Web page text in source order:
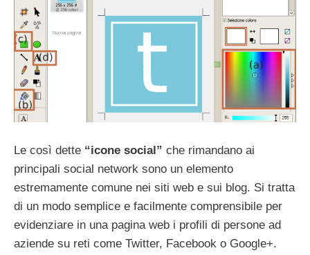
Le così dette “icone social” che rimandano ai
principali social network sono un elemento
estremamente comune nei siti web e sui blog. Si tratta
di un modo semplice e facilmente comprensibile per
evidenziare in una pagina web i profili di persone ad
aziende su reti come Twitter, Facebook o Google+.